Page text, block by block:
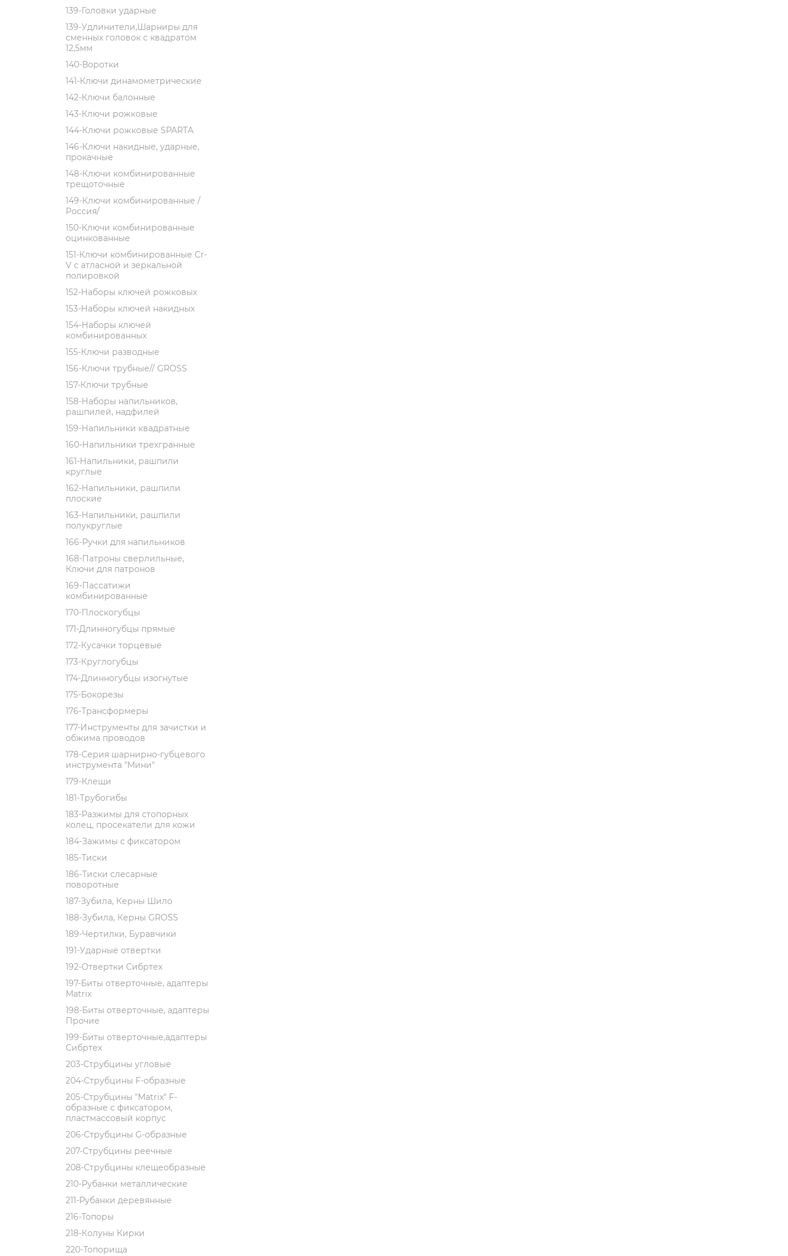
139-Головки ударные
139-Удлинители,Шарниры для
сменных головок с квадратом
12,5мм
140-Воротки
141-Ключи динамометрические
142-Ключи балонные
143-Ключи рожковые
144-Ключи рожковые SPARTA
146-Ключи накидные, ударные,
прокачные
148-Ключи комбинированные
трещоточные
149-Ключи комбинированные /
Россия/
150-Ключи комбинированные
оцинкованные
151-Ключи комбинированные Cr-
V с атласной и зеркальной
полировкой
152-Наборы ключей рожковых
153-Наборы ключей накидных
154-Наборы ключей
комбинированных
155-Ключи разводные
156-Ключи трубные// GROSS
157-Ключи трубные
158-Наборы напильников,
рашпилей, надфилей
159-Напильники квадратные
160-Напильники трехгранные
161-Напильники, рашпили
круглые
162-Напильники, рашпили
плоские
163-Напильники, рашпили
полукруглые
166-Ручки для напильников
168-Патроны сверлильные,
Ключи для патронов
169-Пассатижи
комбинированные
170-Плоскогубцы
171-Длинногубцы прямые
172-Кусачки торцевые
173-Круглогубцы
174-Длинногубцы изогнутые
175-Бокорезы
176-Трансформеры
177-Инструменты для зачистки и
обжима проводов
178-Серия шарнирно-губцевого
инструмента "Мини"
179-Клещи
181-Трубогибы
183-Разжимы для стопорных
колец, просекатели для кожи
184-Зажимы с фиксатором
185-Тиски
186-Тиски слесарные
поворотные
187-Зубила, Керны Шило
188-Зубила, Керны GROSS
189-Чертилки, Буравчики
191-Ударные отвертки
192-Отвертки Сибртех
197-Биты отверточные, адаптеры
Matrix
198-Биты отверточные, адаптеры
Прочие
199-Биты отверточные,адаптеры
Сибртех
203-Струбцины угловые
204-Струбцины F-образные
205-Струбцины "Matrix" F-
образные с фиксатором,
пластмассовый корпус
206-Струбцины G-образные
207-Струбцины реечные
208-Струбцины клещеобразные
210-Рубанки металлические
211-Рубанки деревянные
216-Топоры
218-Колуны Кирки
220-Топорища